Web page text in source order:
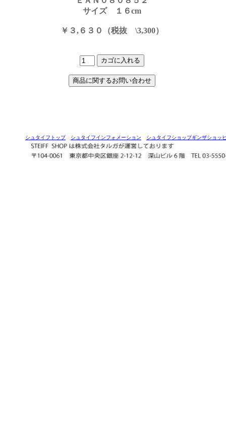
サイズ １６cm
￥３,６３０（税抜 \3,300）
シュタイフトップ シュタイフインフォメーション シュタイフショップギンザショッ